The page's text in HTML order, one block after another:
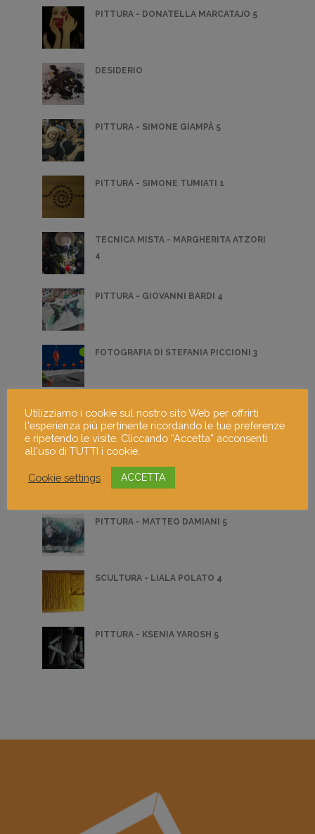
PITTURA - DONATELLA MARCATAJO 5
DESIDERIO
PITTURA - SIMONE GIAMPÀ 5
PITTURA - SIMONE TUMIATI 1
TECNICA MISTA - MARGHERITA ATZORI
4
PITTURA - GIOVANNI BARDI 4
FOTOGRAFIA DI STEFANIA PICCIONI 3
FOTOGRAFIA - SAMANTHA RIVIECCIO 3
PITTURA - CLAUDIA MARGADONNA 5
PITTURA - MATTEO DAMIANI 5
SCULTURA - LIALA POLATO 4
PITTURA - KSENIA YAROSH 5
Utilizziamo i cookie sul nostro sito Web per offrirti
l'esperienza più pertinente ricordando le tue preferenze
e ripetendo le visite. Cliccando “Accetta” acconsenti
all'uso di TUTTI i cookie.
Cookie settings ACCETTA